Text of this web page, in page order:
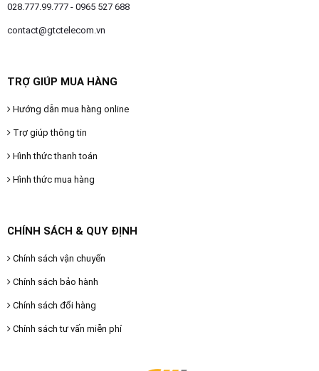
028.777.99.777 - 0965 527 688
contact@gtctelecom.vn
TRỢ GIÚP MUA HÀNG
Hướng dẫn mua hàng online
Trợ giúp thông tin
Hình thức thanh toán
Hình thức mua hàng
CHÍNH SÁCH & QUY ĐỊNH
Chính sách vận chuyển
Chính sách bảo hành
Chính sách đổi hàng
Chính sách tư vấn miễn phí